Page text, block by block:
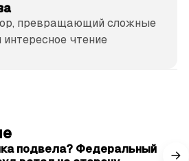
превращающий сложные
чтение
подвела? Федеральный